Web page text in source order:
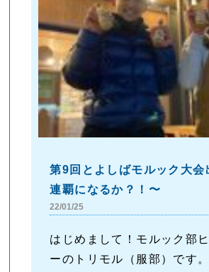
第9回とよしばモルック大会
連覇になるか？！〜
22/01/25
はじめまして！モルック部
ーのトリモル（服部）です